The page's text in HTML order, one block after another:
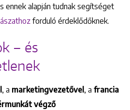
ennek alapján tudnak segítséget
forduló érdeklődőknek.
– és
, a marketingvezetővel , a francia
végző